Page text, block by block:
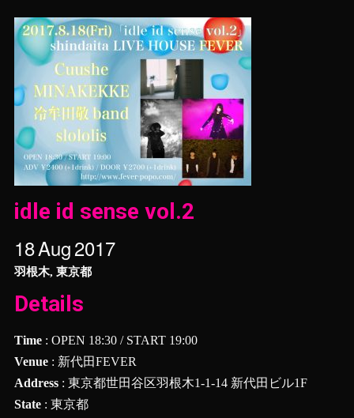
idle id sense vol.2
18Aug2017
羽根木, 東京都
Details
Time: OPEN 18:30 / START 19:00
Venue: 新代田FEVER
Address: 東京都世田谷区羽根木1-1-14 新代田ビル1F
State: 東京都